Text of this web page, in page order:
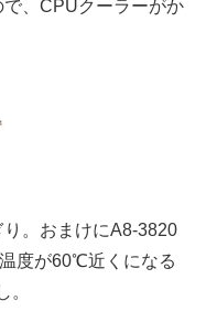
、CPUクーラーがか
。おまけにA8-3820
度が60℃近くになる
。